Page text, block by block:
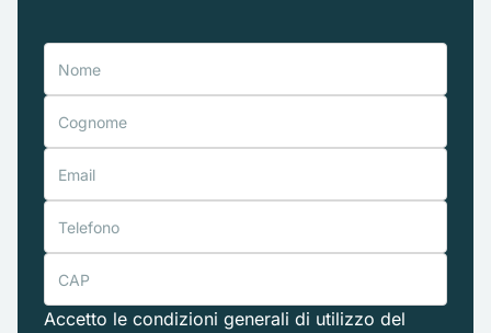
Accetto le condizioni generali di utilizzo del